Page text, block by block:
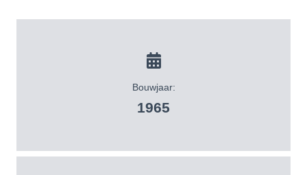
Bouwjaar:
1965